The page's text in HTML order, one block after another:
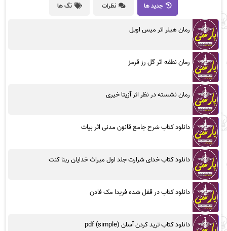
جدید ها نظرات تگ ها
رمان هیلر اثر میس اویل
رمان نطفه اثر گل رز قرمز
رمان نشسته در نظر اثر آزیتا خیری
دانلود کتاب شرح جامع قانون مدنی اثر بیات
دانلود کتاب خدای شرارت جلد اول میراث خدایان رینا کنت
دانلود کتاب در قفل شده فریدا مک فادن
دانلود کتاب ترید کردن آسان (simple) pdf